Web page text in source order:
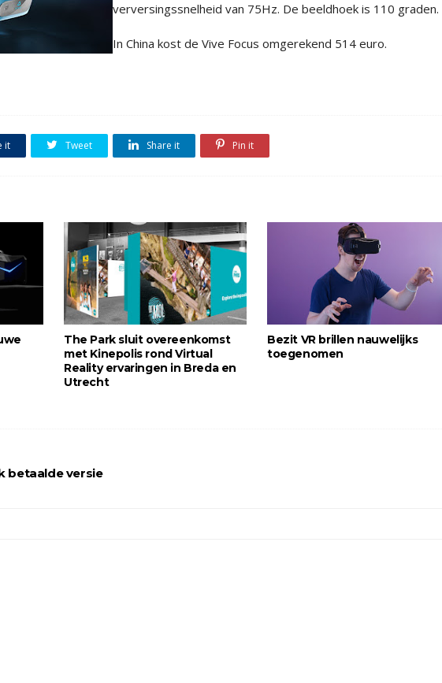
verversingssnelheid van 75Hz. De beeldhoek is 110 graden.
In China kost de Vive Focus omgerekend 514 euro.
it Tweet Share it Pin it
The Park sluit overeenkomst
met Kinepolis rond Virtual
Reality ervaringen in Breda en
Utrecht
Bezit VR brillen nauwelijks
toegenomen
betaalde versie